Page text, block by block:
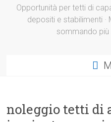
Opportunità per tetti di
depositi e stabilimenti ·
sommando
noleggio tetti di